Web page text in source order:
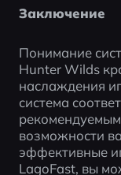
Заключение
Понимание
Hunter Wilds
наслаждения
система
возможности
эффективные
LagoFast, вы